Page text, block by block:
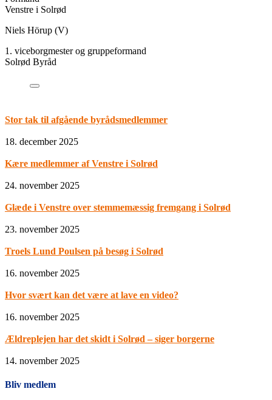
Venstre i Solrød
Niels Hörup (V)
1. viceborgmester og gruppeformand
Solrød Byråd
Stor tak til afgående byrådsmedlemmer
18. december 2025
Kære medlemmer af Venstre i Solrød
24. november 2025
Glæde i Venstre over stemmemæssig fremgang i Solrød
23. november 2025
Troels Lund Poulsen på besøg i Solrød
16. november 2025
Hvor svært kan det være at lave en video?
16. november 2025
Ældreplejen har det skidt i Solrød – siger borgerne
14. november 2025
Bliv medlem